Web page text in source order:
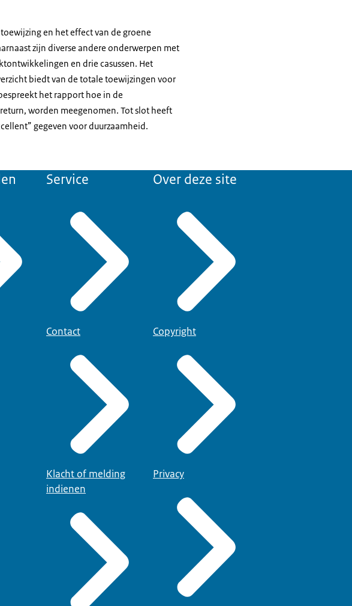
en het effect van de groene
zijn diverse andere onderwerpen met
en drie casussen. Het
biedt van de totale toewijzingen voor
het rapport hoe in de
worden meegenomen. Tot slot heeft
gegeven voor duurzaamheid.
Service
Contact
Klacht of melding
indienen
Over deze site
Copyright
Privacy